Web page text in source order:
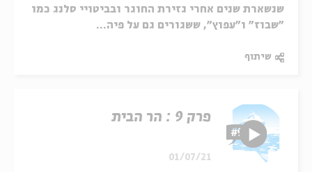
שנשארת שנים אחרי גזירת החוגר ובביטויי סלנג כמו
"שבוז" ו"עפוץ", ששגורים גם על פיה...
שיתוף
פרק 9 : הר הבית
01/07/21